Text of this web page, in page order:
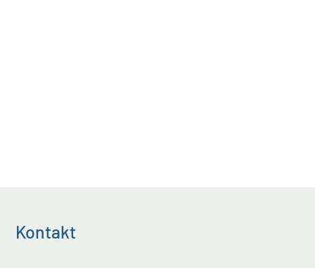
Kontakt